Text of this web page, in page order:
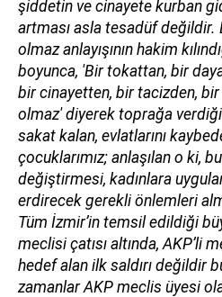
şiddetin ve cinayete kurban
artması asla tesadüf değildir.
olmaz anlayışının hakim
boyunca, 'Bir tokattan, bir
bir cinayetten, bir tacizden,
olmaz' diyerek toprağa
sakat kalan, evlatlarını
çocuklarımız; anlaşılan o ki, bu
değiştirmesi, kadınlara
erdirecek gerekli önlemleri
Tüm İzmir’in temsil edildiği
meclisi çatısı altında, AKP’li
hedef alan ilk saldırı değildir
zamanlar AKP meclis üyesi